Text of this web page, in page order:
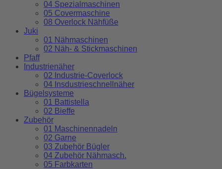
04 Spezialmaschinen
05 Covermaschine
08 Overlock Nähfüße
Juki
01 Nähmaschinen
02 Näh- & Stickmaschinen
Pfaff
Industrienäher
02 Industrie-Coverlock
04 Insdustrieschnellnäher
Bügelsysteme
01 Battistella
02 Bieffe
Zubehör
01 Maschinennadeln
02 Garne
03 Zubehör Bügler
04 Zubehör Nähmasch.
05 Farbkarten